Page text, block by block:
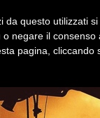
da questo utilizzati
negare il
pagina,